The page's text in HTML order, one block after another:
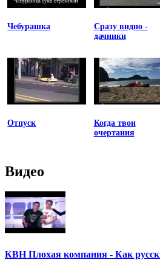
Чебурашка
Сразу видно -
дачники
Отпуск
Когда твои
очертания
Видео
КВН Плохая компания - Как